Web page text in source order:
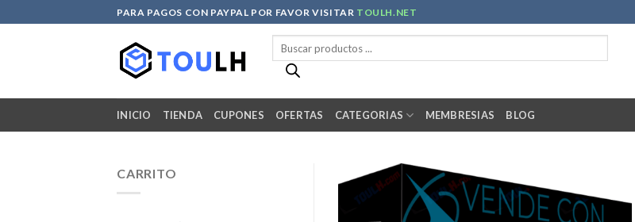
to
PARA PAGOS CON PAYPAL POR FAVOR VISITAR TOULH.NET
productos
INICIO TIENDA CUPONES OFERTAS CATEGORIAS MEMBRESIAS BLOG
CARRITO